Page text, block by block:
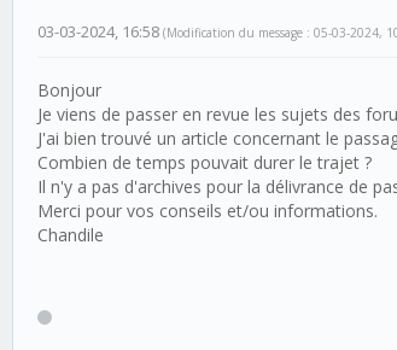
03-03-2024, 16:58 (Modification du message : 05-03-2024,
Bonjour
Je viens de passer en revue les sujets des
J'ai bien trouvé un article concernant le
Combien de temps pouvait durer le trajet ?
Il n'y a pas d'archives pour la délivrance de
Merci pour vos conseils et/ou informations.
Chandile